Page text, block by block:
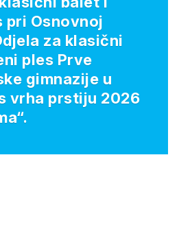
pri Osnovnoj
za klasični
ples Prve
gimnazije u
vrha prstiju 2026